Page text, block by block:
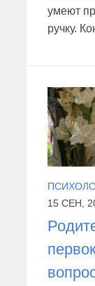
умеют
ручку.
15 СЕН,